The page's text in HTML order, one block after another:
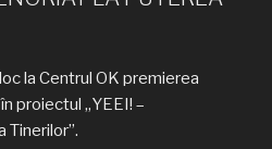
la Centrul OK premierea
proiectul „YEEI! –